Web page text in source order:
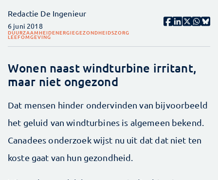
Redactie De Ingenieur
6 juni 2018
DUURZAAMHEIDENERGIEGEZONDHEIDSZORG
LEEFOMGEVING
Wonen naast windturbine irritant,
maar niet ongezond
Dat mensen hinder ondervinden van bijvoorbeeld
het geluid van windturbines is algemeen bekend.
Canadees onderzoek wijst nu uit dat dat niet ten
koste gaat van hun gezondheid.